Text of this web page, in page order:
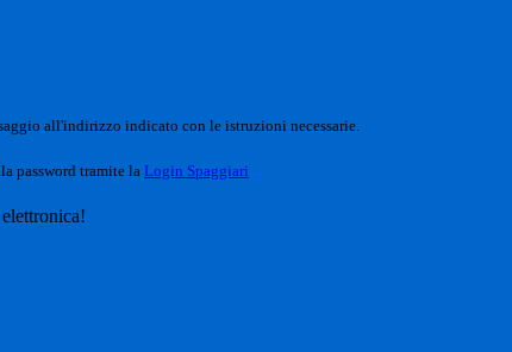
all'indirizzo indicato con le istruzioni necessarie.
password tramite la Login Spaggiari